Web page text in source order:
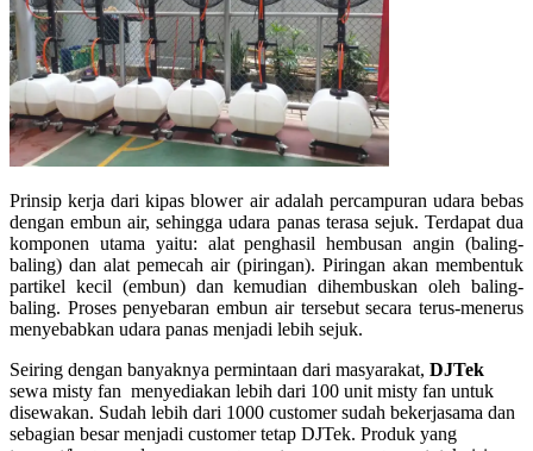
Prinsip kerja dari kipas blower air adalah percampuran udara bebas
dengan embun air, sehingga udara panas terasa sejuk. Terdapat dua
komponen utama yaitu: alat penghasil hembusan angin (baling-
baling) dan alat pemecah air (piringan). Piringan akan membentuk
partikel kecil (embun) dan kemudian dihembuskan oleh baling-
baling. Proses penyebaran embun air tersebut secara terus-menerus
menyebabkan udara panas menjadi lebih sejuk.
Seiring dengan banyaknya permintaan dari masyarakat, DJTek
sewa misty fan menyediakan lebih dari 100 unit misty fan untuk
disewakan. Sudah lebih dari 1000 customer sudah bekerjasama dan
sebagian besar menjadi customer tetap DJTek. Produk yang